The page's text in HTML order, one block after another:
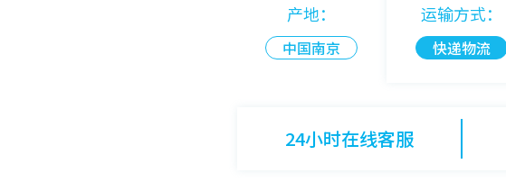
运输方式：
快递物流
产地：
中国南京
24小时在线客服